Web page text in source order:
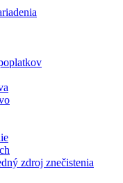
zdroj znečistenia